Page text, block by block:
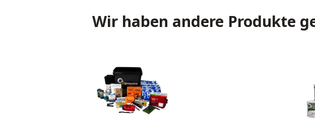
Wir haben andere Produkte